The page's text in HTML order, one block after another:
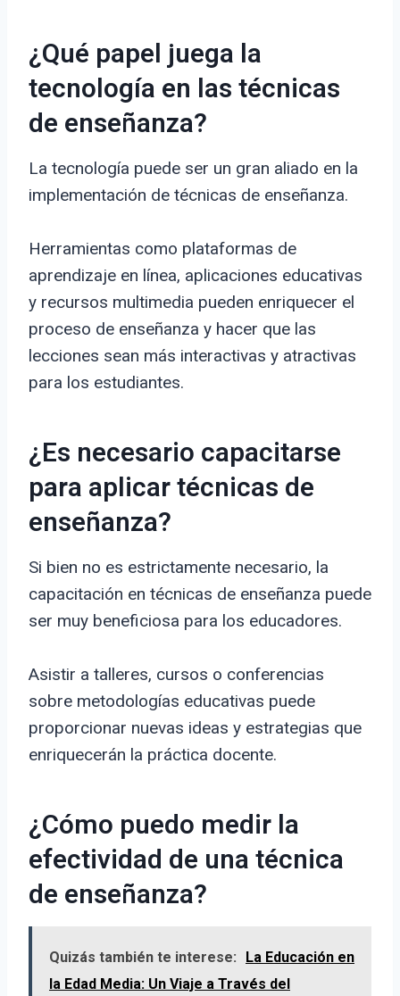
¿Qué papel juega la
tecnología en las técnicas
de enseñanza?
La tecnología puede ser un gran aliado en la
implementación de técnicas de enseñanza.
Herramientas como plataformas de
aprendizaje en línea, aplicaciones educativas
y recursos multimedia pueden enriquecer el
proceso de enseñanza y hacer que las
lecciones sean más interactivas y atractivas
para los estudiantes.
¿Es necesario capacitarse
para aplicar técnicas de
enseñanza?
Si bien no es estrictamente necesario, la
capacitación en técnicas de enseñanza puede
ser muy beneficiosa para los educadores.
Asistir a talleres, cursos o conferencias
sobre metodologías educativas puede
proporcionar nuevas ideas y estrategias que
enriquecerán la práctica docente.
¿Cómo puedo medir la
efectividad de una técnica
de enseñanza?
Quizás también te interese:
La Educación en
la Edad Media: Un Viaje a Través del